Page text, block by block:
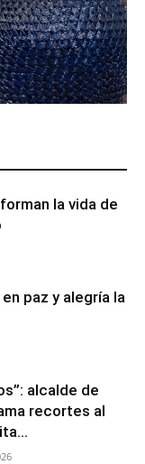
la vida de
paz y alegría la
alcalde de
recortes al